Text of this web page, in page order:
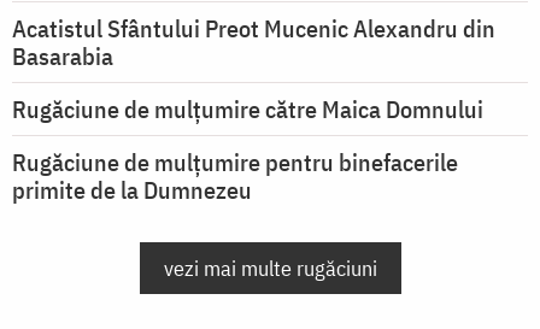
Acatistul Sfântului Preot Mucenic Alexandru din
Basarabia
Rugăciune de mulţumire către Maica Domnului
Rugăciune de mulțumire pentru binefacerile
primite de la Dumnezeu
vezi mai multe rugăciuni